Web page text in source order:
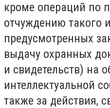
кроме операций по
отчуждению такого
предусмотренных
выдачу охранных
и свидетельств) на
интеллектуальной
также за действия,